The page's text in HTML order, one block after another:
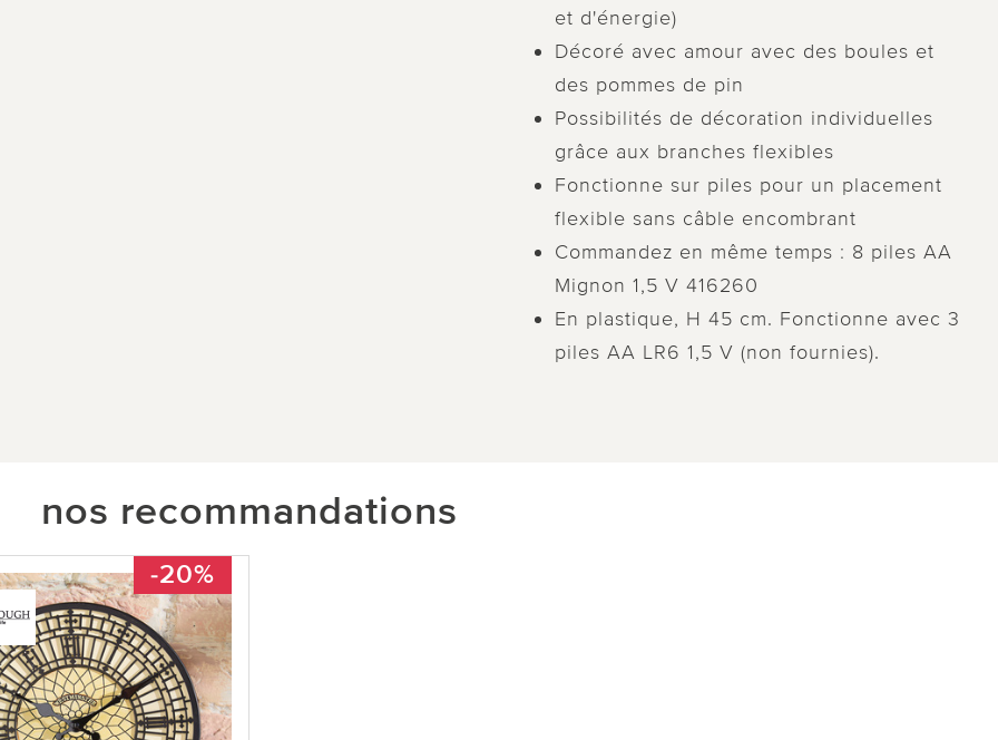
et d'énergie)
Décoré avec amour avec des boules et
des pommes de pin
Possibilités de décoration individuelles
grâce aux branches flexibles
Fonctionne sur piles pour un placement
flexible sans câble encombrant
Commandez en même temps : 8 piles AA
Mignon 1,5 V 416260
En plastique, H 45 cm. Fonctionne avec 3
piles AA LR6 1,5 V (non fournies).
nos recommandations
-20%